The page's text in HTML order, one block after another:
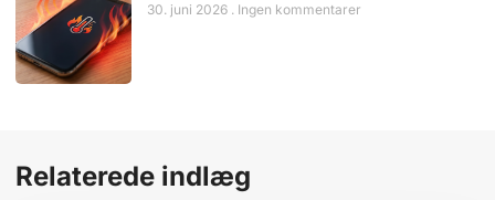
30. juni 2026 Ingen kommentarer
Relaterede indlæg